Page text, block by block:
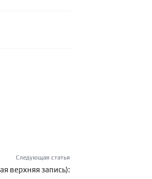
Следующая статья
верхняя запись):